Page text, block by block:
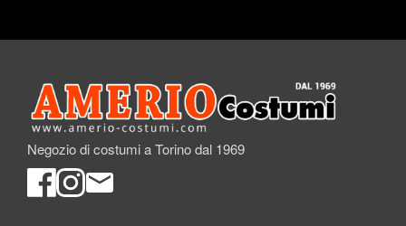
Negozio di costumi a Torino dal 1969